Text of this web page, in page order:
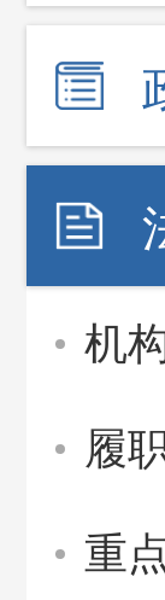
机
履
重